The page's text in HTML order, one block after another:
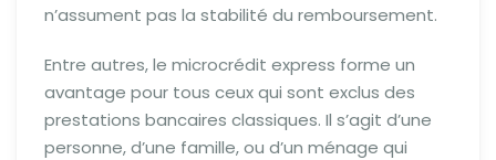
n’assument pas la stabilité du remboursement.
Entre autres, le microcrédit express forme un
avantage pour tous ceux qui sont exclus des
prestations bancaires classiques. Il s’agit d’une
personne, d’une famille, ou d’un ménage qui